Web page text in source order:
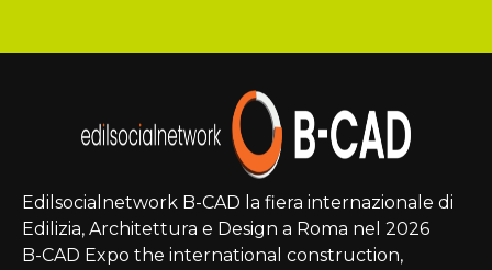
Edilsocialnetwork B-CAD la fiera internazionale di
Edilizia, Architettura e Design a Roma nel 2026
B-CAD Expo the international construction,